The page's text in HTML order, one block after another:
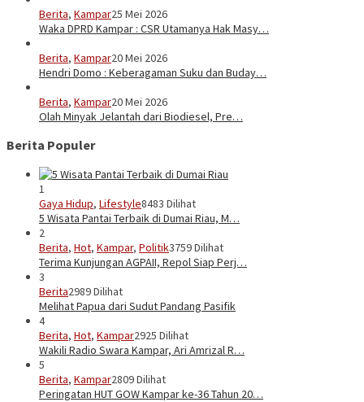
Berita, Kampar25 Mei 2026
Waka DPRD Kampar : CSR Utamanya Hak Masy…
Berita, Kampar20 Mei 2026
Hendri Domo : Keberagaman Suku dan Buday…
Berita, Kampar20 Mei 2026
Olah Minyak Jelantah dari Biodiesel, Pre…
Berita Populer
1
Gaya Hidup, Lifestyle8483 Dilihat
5 Wisata Pantai Terbaik di Dumai Riau, M…
2
Berita, Hot, Kampar, Politik3759 Dilihat
Terima Kunjungan AGPAII, Repol Siap Perj…
3
Berita2989 Dilihat
Melihat Papua dari Sudut Pandang Pasifik
4
Berita, Hot, Kampar2925 Dilihat
Wakili Radio Swara Kampar, Ari Amrizal R…
5
Berita, Kampar2809 Dilihat
Peringatan HUT GOW Kampar ke-36 Tahun 20…